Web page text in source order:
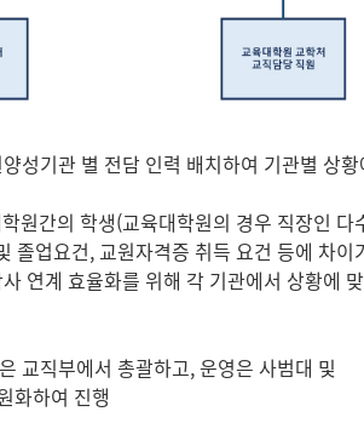
성기관 별 전담 인력 배치하여 기관별 상
원간의 학생(교육대학원의 경우 직장인 다
졸업요건, 교원자격증 취득 요건 등에 차이
연계 효율화를 위해 각 기관에서 상황에
교직부에서 총괄하고, 운영은 사범대 및
화하여 진행